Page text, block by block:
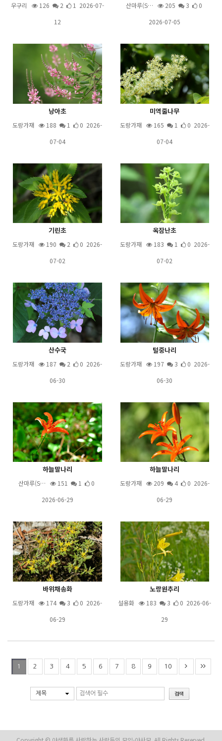
우구리 126 2
1 2026-07-
12
산마루(S… 205 3
0
2026-07-05
낭아초
도랑가재 188 1
0 2026-
07-04
미역줄나무
도랑가재 165 1
0 2026-
07-04
기린초
도랑가재 190 2
0 2026-
07-02
옥잠난초
도랑가재 183 1
0 2026-
07-02
산수국
도랑가재 187 2
0 2026-
06-30
털중나리
도랑가재 197 3
0 2026-
06-30
하늘말나리
산마루(S… 151 1
0
2026-06-29
하늘말나리
도랑가재 209 4
0 2026-
06-29
바위채송화
도랑가재 174 3
0 2026-
06-29
노랑원추리
설용화 183 3
0 2026-06-
29
1 2 3 4 5 6 7 8 9 10
제목